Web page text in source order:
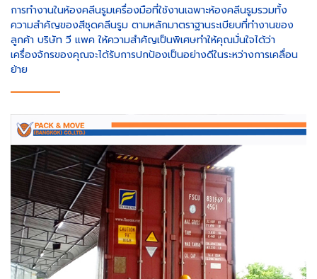
การทำงานในห้องคลีนรูมเครื่องมือที่ใช้งานเฉพาะห้องคลีนรูมรวมทั้ง
ความสำคัญของสีชุดคลีนรูม ตามหลักมาตราฐานระเบียบที่ทำงานของ
ลูกค้า บริษัท วี แพค ให้ความสำคัญเป็นพิเศษทำให้คุณมั่นใจได้ว่า
เครื่องจักรของคุณจะได้รับการปกป้องเป็นอย่างดีในระหว่างการเคลื่อน
ย้าย